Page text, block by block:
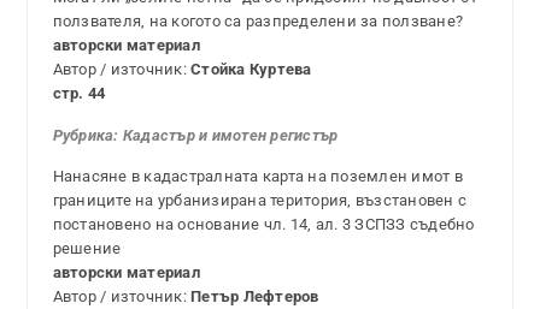
ползвателя, на когото са разпределени за ползване?
авторски материал
Автор / източник:Стойка Куртева
стр. 44
Рубрика: Кадастър и имотен регистър
Нанасяне в кадастралната карта на поземлен имот в
границите на урбанизирана територия, възстановен с
постановено на основание чл. 14, ал. 3 ЗСПЗЗ съдебно
решение
авторски материал
Автор / източник:Петър Лефтеров